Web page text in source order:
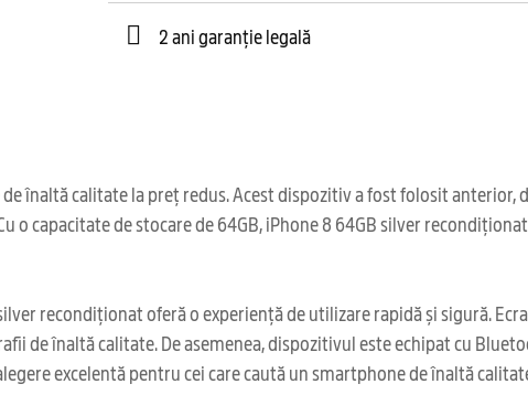
2 ani garanție legală
înaltă calitate la preț redus. Acest dispozitiv a fost folosit anterior,
capacitate de stocare de 64GB, iPhone 8 64GB silver
recondiționat oferă o experiență de utilizare rapidă și sigură.
de înaltă calitate. De asemenea, dispozitivul este echipat cu
excelentă pentru cei care caută un smartphone de înaltă